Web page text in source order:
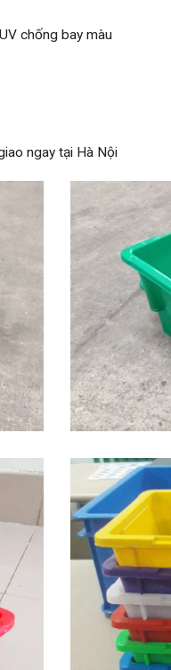
chống bay màu
ngay tại Hà Nội